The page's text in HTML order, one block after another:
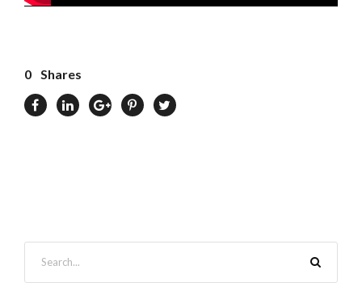
0 Shares